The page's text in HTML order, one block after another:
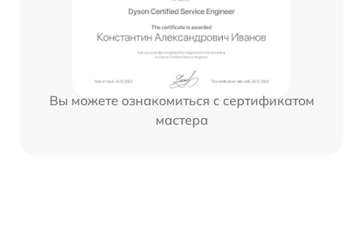
Вы можете ознакомиться с сертификатом
мастера